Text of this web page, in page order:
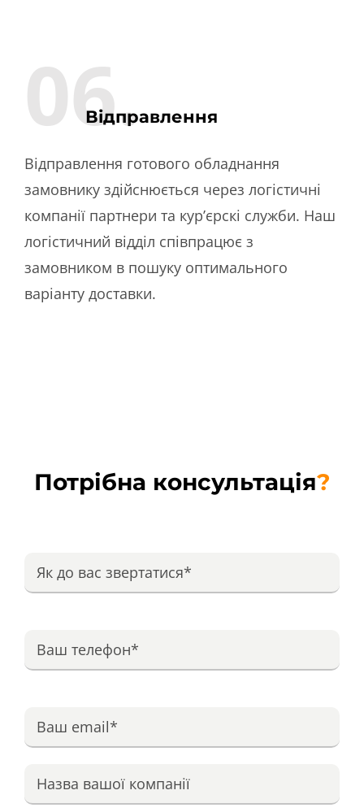
Обладнання для обробки
металу OreeLazer
Новини
Контакти
06.Відправлення
Відправлення готового обладнання
замовнику здійснюється через логістичні
компанії партнери та кур’єрскі служби. Наш
логістичний відділ співпрацює з
замовником в пошуку оптимального
варіанту доставки.
Потрібна консультація?